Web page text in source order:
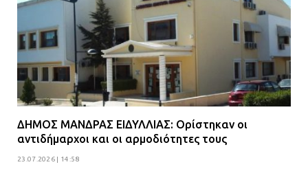
ΔΗΜΟΣ ΜΑΝΔΡΑΣ ΕΙΔΥΛΛΙΑΣ: Ορίστηκαν οι
αντιδήμαρχοι και οι αρμοδιότητες τους
23.07.2026 | 14:58